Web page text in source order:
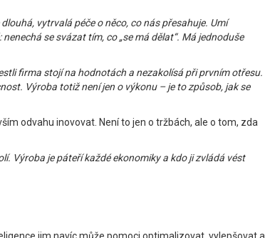
vytrvalá péče o něco, co nás přesahuje. Umí
se svázat tím, co „se má dělat“. Má jednoduše
firma stojí na hodnotách a nezakolísá při prvním otřesu.
Výroba totiž není jen o výkonu – je to způsob, jak se
odvahu inovovat. Není to jen o tržbách, ale o tom, zda
Výroba je páteří každé ekonomiky a kdo ji zvládá vést
jim navíc může pomoci optimalizovat, vylepšovat a